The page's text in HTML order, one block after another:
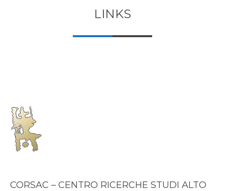
LINKS
CORSAC – CENTRO RICERCHE STUDI ALTO